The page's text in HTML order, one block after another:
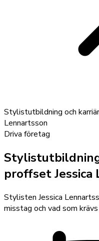
Stylistutbildning och
Lennartsson
Driva företag
proffset Jessica
Stylisten Jessica
misstag och vad som